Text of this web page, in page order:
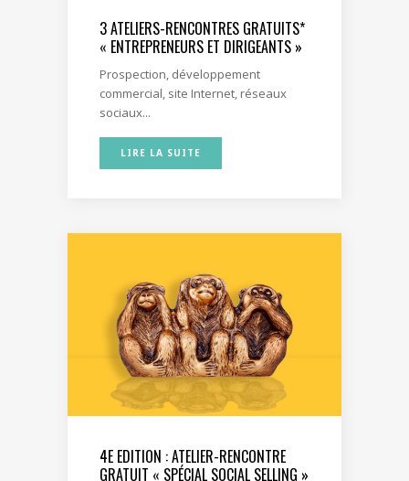
3 ATELIERS-RENCONTRES GRATUITS*
« ENTREPRENEURS ET DIRIGEANTS »
Prospection, développement
commercial, site Internet, réseaux
sociaux...
LIRE LA SUITE
4E EDITION : ATELIER-RENCONTRE
GRATUIT « SPÉCIAL SOCIAL SELLING »